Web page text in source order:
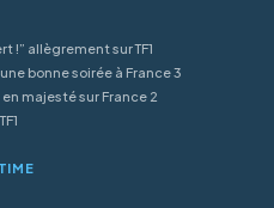
!” allègrement sur TF1
bonne soirée à France 3
majesté sur France 2